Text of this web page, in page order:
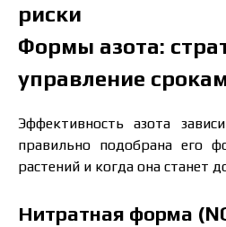
риски
Формы азота:
управление
Эффективность азота
правильно подобрана его
растений и когда она станет
Нитратная форма